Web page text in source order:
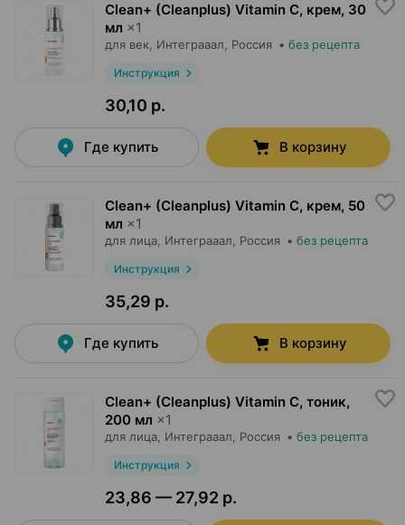
Clean+ (Cleanplus) Vitamin C, крем, 30
мл ×1
для век, Интеграаал , Россия • без рецепта
Инструкция
30,10 р.
Где купить В корзину
Clean+ (Cleanplus) Vitamin C, крем, 50
мл ×1
для лица, Интеграаал , Россия • без рецепта
Инструкция
35,29 р.
Где купить В корзину
Clean+ (Cleanplus) Vitamin C, тоник,
200 мл ×1
для лица, Интеграаал , Россия • без рецепта
Инструкция
23,86 — 27,92 р.